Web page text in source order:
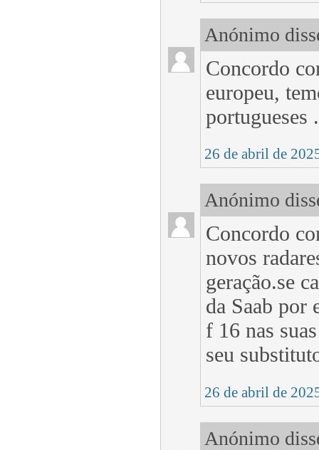
Anónimo
Concordo
europeu,
portugueses .
26 de abril de
Anónimo
Concordo
novos
geração.se
da Saab por
f 16 nas
seu
26 de abril de
Anónimo